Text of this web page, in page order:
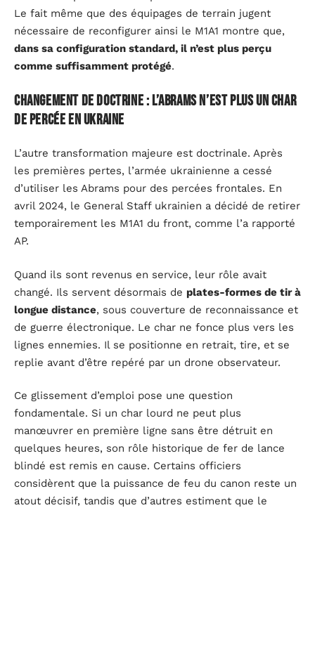
Le fait même que des équipages de terrain jugent
nécessaire de reconfigurer ainsi le M1A1 montre que,
dans sa configuration standard, il n’est plus perçu
comme suffisamment protégé.
Changement de doctrine : l’Abrams n’est plus un char
de percée en Ukraine
L’autre transformation majeure est doctrinale. Après
les premières pertes, l’armée ukrainienne a cessé
d’utiliser les Abrams pour des percées frontales. En
avril 2024, le General Staff ukrainien a décidé de retirer
temporairement les M1A1 du front, comme l’a rapporté
AP.
Quand ils sont revenus en service, leur rôle avait
changé. Ils servent désormais de plates-formes de tir à
longue distance, sous couverture de reconnaissance et
de guerre électronique. Le char ne fonce plus vers les
lignes ennemies. Il se positionne en retrait, tire, et se
replie avant d’être repéré par un drone observateur.
Ce glissement d’emploi pose une question
fondamentale. Si un char lourd ne peut plus
manœuvrer en première ligne sans être détruit en
quelques heures, son rôle historique de fer de lance
blindé est remis en cause. Certains officiers
considèrent que la puissance de feu du canon reste un
atout décisif, tandis que d’autres estiment que le